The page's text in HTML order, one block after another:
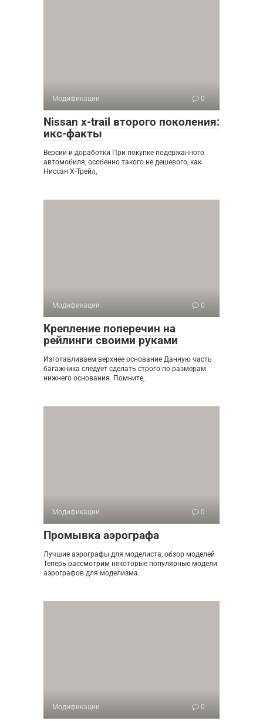
Модификации 0
Nissan x-trail второго поколения:
икс-факты
Версии и доработки При покупке подержанного
автомобиля, особенно такого не дешевого, как
Ниссан Х-Трейл,
Модификации 0
Крепление поперечин на
рейлинги своими руками
Изготавливаем верхнее основание Данную часть
багажника следует сделать строго по размерам
нижнего основания. Помните,
Модификации 0
Промывка аэрографа
Лучшие аэрографы для моделиста, обзор моделей
Теперь рассмотрим некоторые популярные модели
аэрографов для моделизма.
Модификации 0